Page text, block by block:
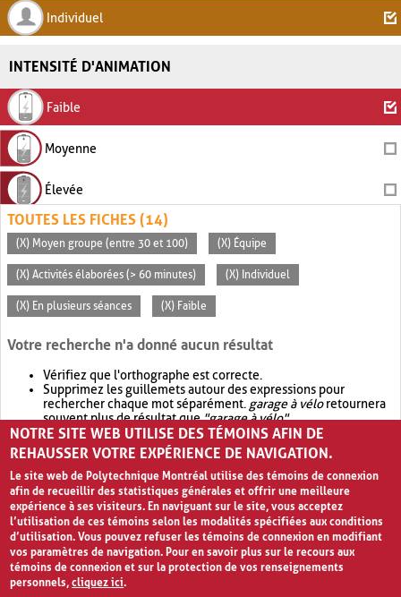
Individuel
INTENSITÉ D'ANIMATION
Faible
Moyenne
Élevée
TOUTES LES FICHES (14)
(X) Moyen groupe (entre 30 et 100) (X) Équipe
(X) Activités élaborées (> 60 minutes) (X) Individuel
(X) En plusieurs séances (X) Faible
Votre recherche n'a donné aucun résultat
Vérifiez que l'orthographe est correcte.
Supprimez les guillemets autour des expressions pour
rechercher chaque mot séparément. garage à véloretournera
souvent plus de résultat que"garage à vélo".
Envisagez d'élargir votre recherche avec OR.garage OR vélo
retournera souvent plus de résultat quegarage à vélo
NOTRE SITE WEB UTILISE DES TÉMOINS AFIN DE
REHAUSSER VOTRE EXPÉRIENCE DE NAVIGATION.
Le site web de Polytechnique Montréal utilise des témoins de connexion
afin de recueillir des statistiques générales et offrir une meilleure
expérience à ses visiteurs. En naviguant sur le site, vous acceptez
l’utilisation de ces témoins selon les modalités spécifiées aux conditions
d’utilisation. Vous pouvez refuser les témoins de connexion en modifiant
vos paramètres de navigation. Pour en savoir plus sur le recours aux
témoins de connexion et sur la protection de vos renseignements
personnels,cliquez ici.